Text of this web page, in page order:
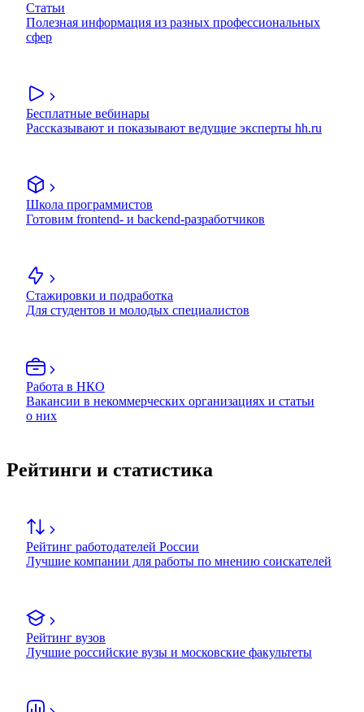
Статьи
Полезная информация из разных профессиональных
сфер
Бесплатные вебинары
Рассказывают и показывают ведущие эксперты hh.ru
Школа программистов
Готовим frontend- и backend-разработчиков
Стажировки и подработка
Для студентов и молодых специалистов
Работа в НКО
Вакансии в некоммерческих организациях и статьи
о них
Рейтинги и статистика
Рейтинг работодателей России
Лучшие компании для работы по мнению соискателей
Рейтинг вузов
Лучшие российские вузы и московские факультеты